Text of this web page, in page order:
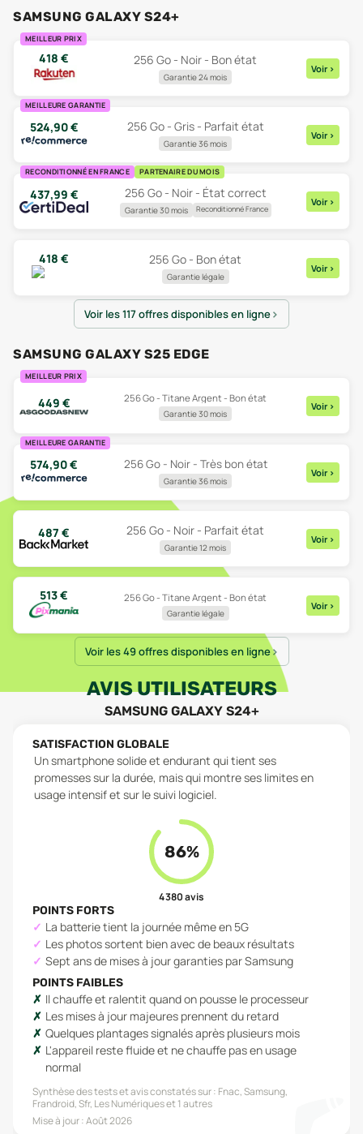
SAMSUNG GALAXY S24+
MEILLEUR PRIX
418 € 256 Go - Noir - Bon état
Garantie 24 mois
Voir >
MEILLEURE GARANTIE
524,90€ 256 Go - Gris - Parfait état
Garantie 36 mois
Voir >
RECONDITIONNÉ EN FRANCE PARTENAIRE DU MOIS
437,99 € 256 Go - Noir - État correct
Garantie 30 mois Reconditionné France
Voir >
418 € 256 Go - Bon état
Garantie légale
Voir >
Voir les 117 offres disponibles en ligne
SAMSUNG GALAXY S25 EDGE
MEILLEUR PRIX
449 € 256 Go - Titane Argent - Bon état
Garantie 30 mois
Voir >
MEILLEURE GARANTIE
574,90€ 256 Go - Noir - Très bon état
Garantie 36 mois
Voir >
487 € 256 Go - Noir - Parfait état
Garantie 12 mois
Voir >
513€ 256 Go - Titane Argent - Bon état
Garantie légale
Voir >
Voir les 49 offres disponibles en ligne
AVIS UTILISATEURS
SAMSUNG GALAXY S24+
SATISFACTION GLOBALE
Un smartphone solide et endurant qui tient ses
promesses sur la durée, mais qui montre ses limites en
usage intensif et sur le suivi logiciel.
86%
4 380avis
POINTS FORTS
La batterie tient la journée même en 5G
Les photos sortent bien avec de beaux résultats
Sept ans de mises à jour garanties par Samsung
POINTS FAIBLES
Il chauffe et ralentit quand on pousse le processeur
Les mises à jour majeures prennent du retard
Quelques plantages signalés après plusieurs mois
L'appareil reste fluide et ne chauffe pas en usage
normal
Synthèse des tests et avis constatés sur : Fnac, Samsung,
Frandroid, Sfr, Les Numériqueset 1 autres
Mise à jour :Août 2026